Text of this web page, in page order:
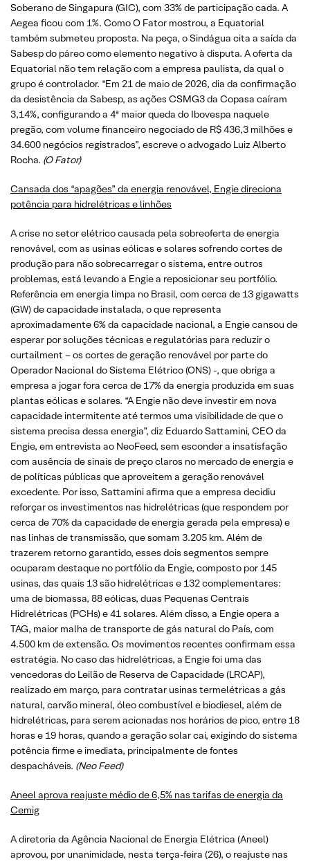
Soberano de Singapura (GIC), com 33% de participação cada. A
Aegea ficou com 1%. Como O Fator mostrou, a Equatorial
também submeteu proposta. Na peça, o Sindágua cita a saída da
Sabesp do páreo como elemento negativo à disputa. A oferta da
Equatorial não tem relação com a empresa paulista, da qual o
grupo é controlador. “Em 21 de maio de 2026, dia da confirmação
da desistência da Sabesp, as ações CSMG3 da Copasa caíram
3,14%, configurando a 4ª maior queda do Ibovespa naquele
pregão, com volume financeiro negociado de R$ 436,3 milhões e
34.600 negócios registrados”, escreve o advogado Luiz Alberto
Rocha. (O Fator)
Cansada dos “apagões” da energia renovável, Engie direciona
potência para hidrelétricas e linhões
A crise no setor elétrico causada pela sobreoferta de energia
renovável, com as usinas eólicas e solares sofrendo cortes de
produção para não sobrecarregar o sistema, entre outros
problemas, está levando a Engie a reposicionar seu portfólio.
Referência em energia limpa no Brasil, com cerca de 13 gigawatts
(GW) de capacidade instalada, o que representa
aproximadamente 6% da capacidade nacional, a Engie cansou de
esperar por soluções técnicas e regulatórias para reduzir o
curtailment – os cortes de geração renovável por parte do
Operador Nacional do Sistema Elétrico (ONS) -, que obriga a
empresa a jogar fora cerca de 17% da energia produzida em suas
plantas eólicas e solares. “A Engie não deve investir em nova
capacidade intermitente até termos uma visibilidade de que o
sistema precisa dessa energia”, diz Eduardo Sattamini, CEO da
Engie, em entrevista ao NeoFeed, sem esconder a insatisfação
com ausência de sinais de preço claros no mercado de energia e
de políticas públicas que aproveitem a geração renovável
excedente. Por isso, Sattamini afirma que a empresa decidiu
reforçar os investimentos nas hidrelétricas (que respondem por
cerca de 70% da capacidade de energia gerada pela empresa) e
nas linhas de transmissão, que somam 3.205 km. Além de
trazerem retorno garantido, esses dois segmentos sempre
ocuparam destaque no portfólio da Engie, composto por 145
usinas, das quais 13 são hidrelétricas e 132 complementares:
uma de biomassa, 88 eólicas, duas Pequenas Centrais
Hidrelétricas (PCHs) e 41 solares. Além disso, a Engie opera a
TAG, maior malha de transporte de gás natural do País, com
4.500 km de extensão. Os movimentos recentes confirmam essa
estratégia. No caso das hidrelétricas, a Engie foi uma das
vencedoras do Leilão de Reserva de Capacidade (LRCAP),
realizado em março, para contratar usinas termelétricas a gás
natural, carvão mineral, óleo combustível e biodiesel, além de
hidrelétricas, para serem acionadas nos horários de pico, entre 18
horas e 19 horas, quando a geração solar cai, exigindo do sistema
potência firme e imediata, principalmente de fontes
despacháveis. (Neo Feed)
Aneel aprova reajuste médio de 6,5% nas tarifas de energia da
Cemig
A diretoria da Agência Nacional de Energia Elétrica (Aneel)
aprovou, por unanimidade, nesta terça-feira (26), o reajuste nas